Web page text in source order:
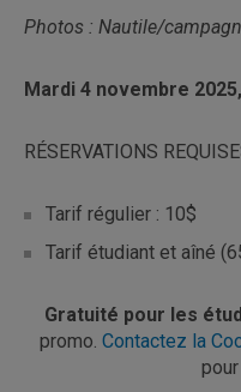
Photos : Nautile/
Mardi 4 novembre
RÉSERVATIONS
Tarif régulier : 10$
Tarif étudiant et aîné
Gratuité pour les
promo. Contactez la